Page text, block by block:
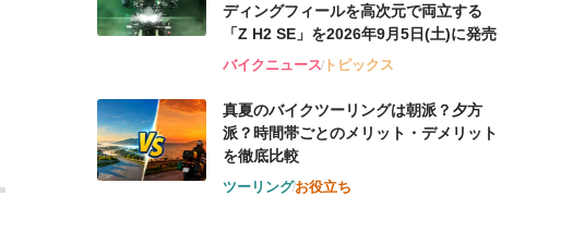
ディングフィールを高次元で両立する
「Z H2 SE」を2026年9月5日(土)に発売
バイクニューストピックス
真夏のバイクツーリングは朝派？夕方
派？時間帯ごとのメリット・デメリット
を徹底比較
ツーリングお役立ち